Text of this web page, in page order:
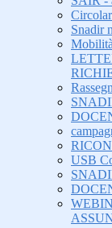
Snadir
USB